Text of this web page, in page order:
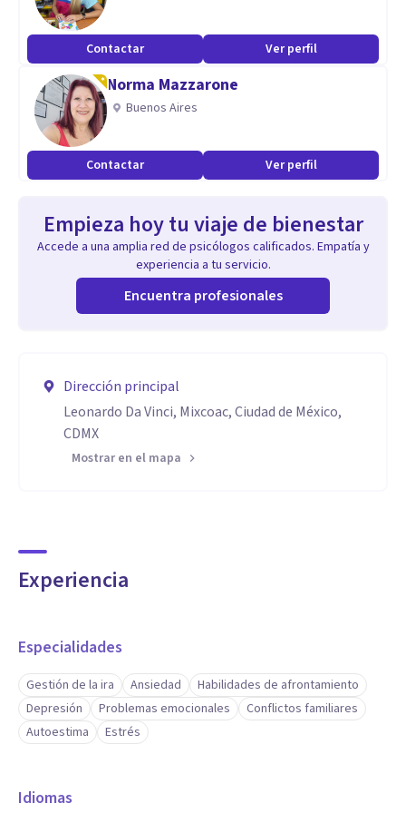
Contactar Ver perfil
Norma Mazzarone
Buenos Aires
Contactar Ver perfil
Empieza hoy tu viaje de bienestar
Accede a una amplia red de psicólogos calificados. Empatía y
experiencia a tu servicio.
Encuentra profesionales
Dirección principal
Leonardo Da Vinci, Mixcoac, Ciudad de México,
CDMX
Mostrar en el mapa
Experiencia
Especialidades
Gestión de la ira Ansiedad
Habilidades de afrontamiento
Depresión
Problemas emocionales
Conflictos familiares
Autoestima
Estrés
Idiomas